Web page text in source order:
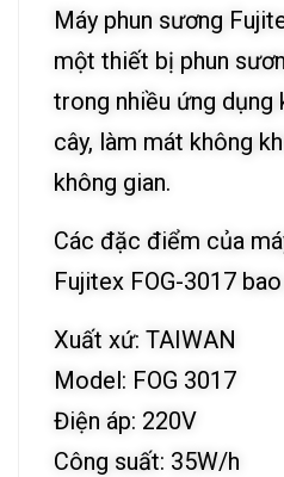
Máy phun sương
một thiết bị phun
trong nhiều ứng dụng
cây, làm mát không
không gian.
Các đặc điểm của
Fujitex FOG-3017
Xuất xứ: TAIWAN
Model: FOG 3017
Điện áp: 220V
Công suất: 35W/h